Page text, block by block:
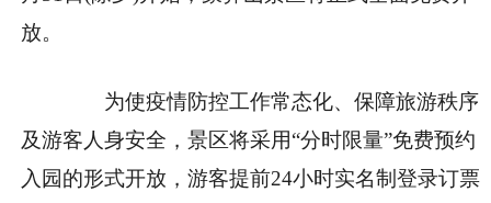
放。
为使疫情防控工作常态化、保障旅游秩序
及游客人身安全，景区将采用“分时限量”免费预约
入园的形式开放，游客提前24小时实名制登录订票